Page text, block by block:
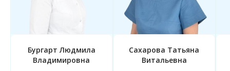
Бургарт Людмила
Владимировна
Сахарова Татьяна
Витальевна